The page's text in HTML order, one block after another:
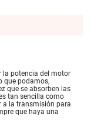
la potencia del motor
que podamos,
que se absorben las
tan sencilla como
a la transmisión para
que haya una